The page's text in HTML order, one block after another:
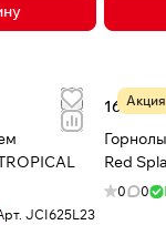
JCI625L23
Акция
16 124 ₸
Red
0 0